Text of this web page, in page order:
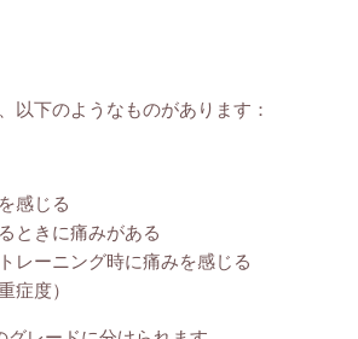
以下のようなものがあります：
感じる
ときに痛みがある
レーニング時に痛みを感じる
症度）